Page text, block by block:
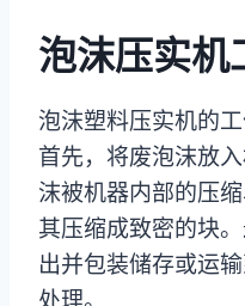
泡沫压实机
泡沫塑料压实机的
首先，将废泡沫放
沫被机器内部的压
其压缩成致密的块
出并包装储存或运